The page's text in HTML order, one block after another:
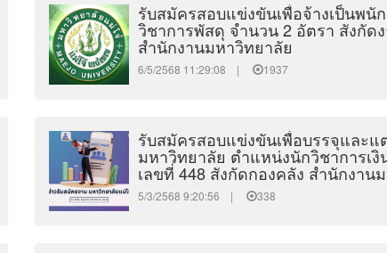
รับสมัครสอบแข่งขันเพื่อจ้างเป็นพนั
วิชาการพัสดุ จำนวน 2 อัตรา สังกัด
สำนักงานมหาวิทยาลัย
6/5/2568 11:29:08 | 1937
รับสมัครสอบแข่งขันเพื่อบรรจุและ
มหาวิทยาลัย ตำแหน่งนักวิชาการเ
เลขที่ 448 สังกัดกองคลัง สำนักงาน
5/3/2568 9:20:56 | 338